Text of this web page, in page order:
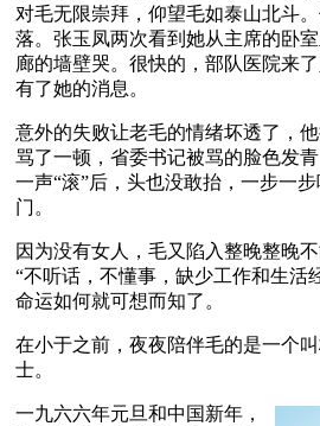
对毛无限崇拜，仰望毛如泰山北斗
落。张玉凤两次看到她从主席的卧
廊的墙壁哭。很快的，部队医院来
有了她的消息。
意外的失败让老毛的情绪坏透了，
骂了一顿，省委书记被骂的脸色发
一声“滚”后，头也没敢抬，一步一
门。
因为没有女人，毛又陷入整晚整晚
“不听话，不懂事，缺少工作和生活
命运如何就可想而知了。
在小于之前，夜夜陪伴毛的是一个
士。
一九六六年元旦和中国新年，